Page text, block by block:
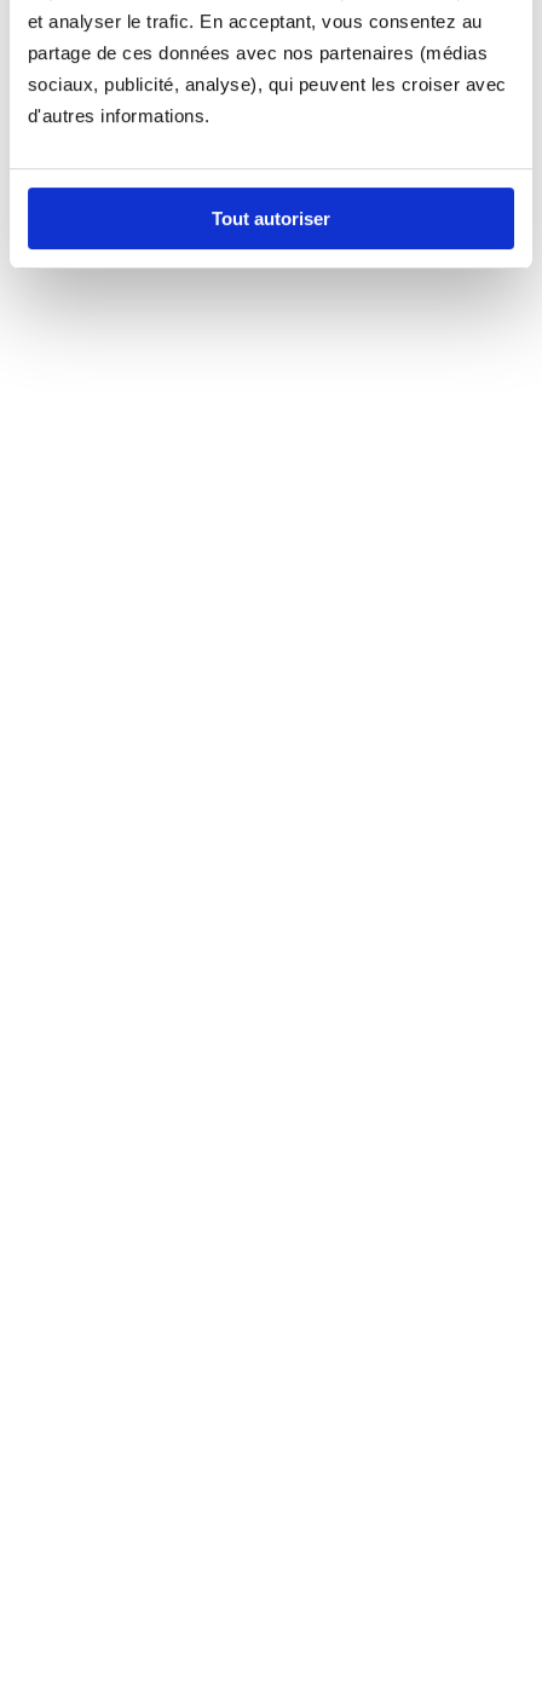
et analyser le trafic. En acceptant, vous consentez au
partage de ces données avec nos partenaires (médias
sociaux, publicité, analyse), qui peuvent les croiser avec
d'autres informations.
Tout autoriser